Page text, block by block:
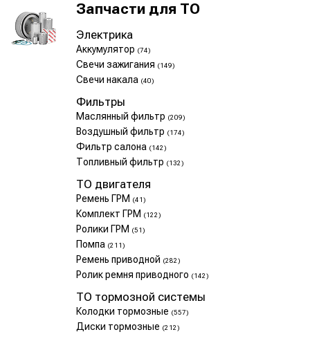
Запчасти для ТО
Электрика
Аккумулятор (74)
Свечи зажигания (149)
Свечи накала (40)
Фильтры
Маслянный фильтр (209)
Воздушный фильтр (174)
Фильтр салона (142)
Топливный фильтр (132)
ТО двигателя
Ремень ГРМ (41)
Комплект ГРМ (122)
Ролики ГРМ (51)
Помпа (211)
Ремень приводной (282)
Ролик ремня приводного (142)
ТО тормозной системы
Колодки тормозные (557)
Диски тормозные (212)